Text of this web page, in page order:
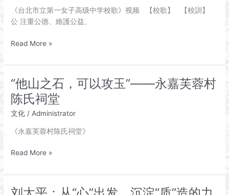
芳
娭
寿
诞
《台北市立第一女子高级中学校歌》视频 【校歌】 【校訓】
公 注重公德、維護公益、
《台
市
第
一
女
高
中
校
歌》
Read More »
“他山之石，可以攻玉”——永嘉芙蓉村
陈氏祠堂
文化 /Administrator
《永嘉芙蓉村陈氏祠堂》
“他
之
石，
Read More »